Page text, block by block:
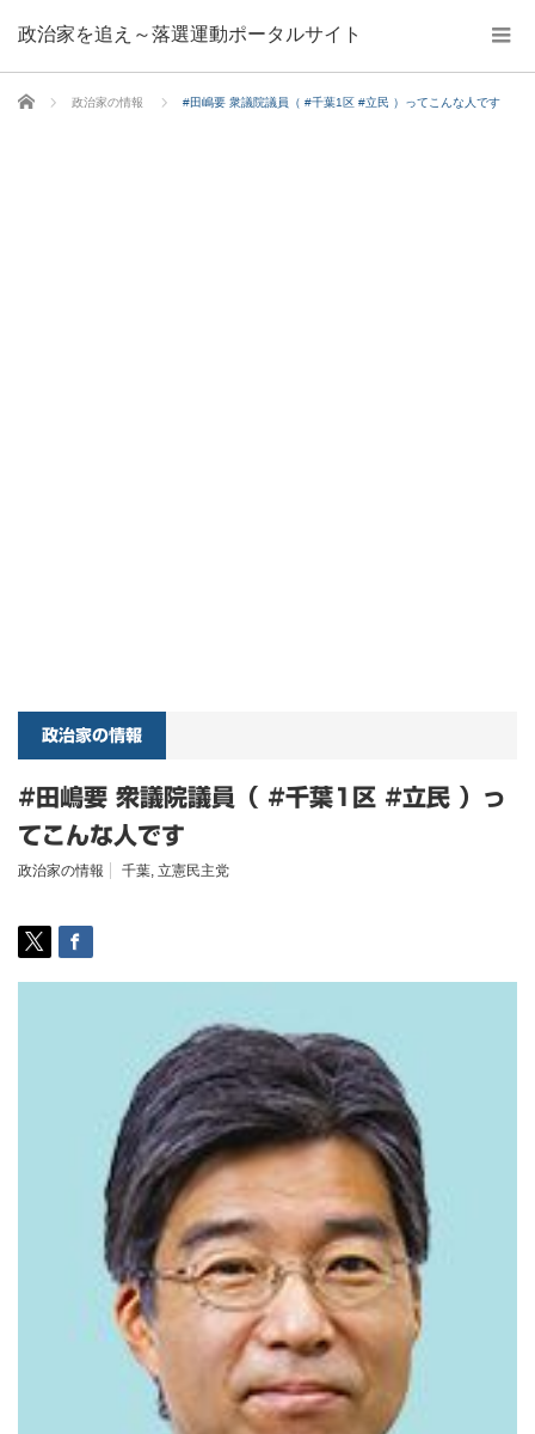
政治家を追え～落選運動ポータルサイト
ホーム 政治家の情報 #田嶋要 衆議院議員（ #千葉1区 #立民 ）ってこんな人です
政治家の情報
#田嶋要 衆議院議員（ #千葉1区 #立民 ）っ
てこんな人です
政治家の情報 千葉, 立憲民主党